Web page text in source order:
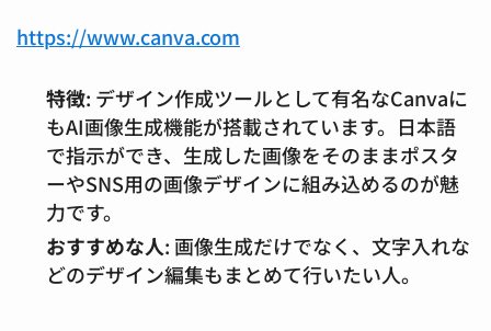
https://www.canva.com
特徴: デザイン作成ツールとして有名なCanvaに
もAI画像生成機能が搭載されています。日本語
で指示ができ、生成した画像をそのままポスタ
ーやSNS用の画像デザインに組み込めるのが魅
力です。
おすすめな人: 画像生成だけでなく、文字入れな
どのデザイン編集もまとめて行いたい人。